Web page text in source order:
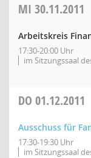
MI 30.11.2011
Arbeitskreis
17:30-20:00 Uhr
im Sitzungssaal
DO 01.12.2011
Ausschuss für
17:30-19:30 Uhr
im Sitzungssaal